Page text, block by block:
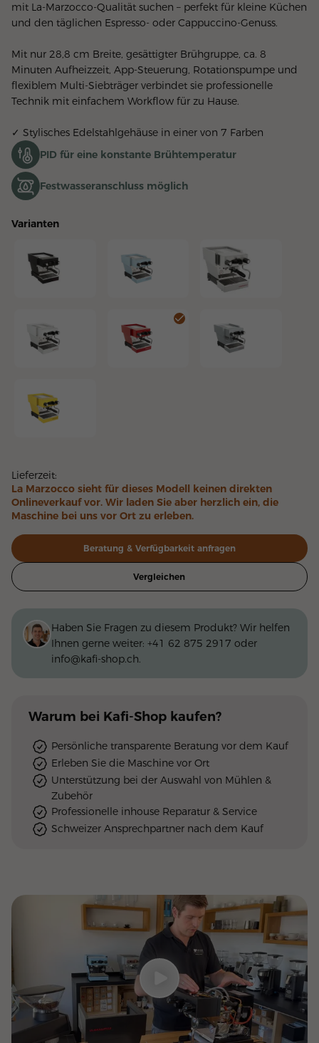
mit La-Marzocco-Qualität suchen – perfekt für kleine Küchen
und den täglichen Espresso- oder Cappuccino-Genuss.
Mit nur 28,8 cm Breite, gesättigter Brühgruppe, ca. 8
Minuten Aufheizzeit, App-Steuerung, Rotationspumpe und
flexiblem Multi-Siebträger verbindet sie professionelle
Technik mit einfachem Workflow für zu Hause.
✓ Stylisches Edelstahlgehäuse in einer von 7 Farben
PID für eine konstante Brühtemperatur
Festwasseranschluss möglich
Varianten
Lieferzeit:
La Marzocco sieht für dieses Modell keinen direkten
Onlineverkauf vor. Wir laden Sie aber herzlich ein, die
Maschine bei uns vor Ort zu erleben.
Beratung & Verfügbarkeit anfragen
Vergleichen
Haben Sie Fragen zu diesem Produkt? Wir helfen
Ihnen gerne weiter: +41 62 875 2917 oder
info@kafi-shop.ch.
Warum bei Kafi-Shop kaufen?
Persönliche transparente Beratung vor dem Kauf
Erleben Sie die Maschine vor Ort
Unterstützung bei der Auswahl von Mühlen &
Zubehör
Professionelle inhouse Reparatur & Service
Schweizer Ansprechpartner nach dem Kauf